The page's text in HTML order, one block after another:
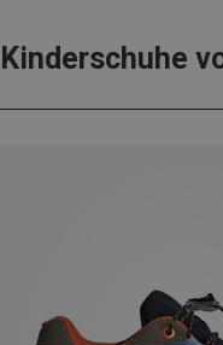
Kinderschuhe